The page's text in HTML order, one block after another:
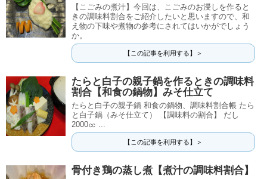
【こごみの煮汁】今回は、こごみのお浸しを作ると
きの調味料割合をご紹介したいと思いますので、和
え物の下味や煮物の参考にされてはいかがでしょう
か。
【この記事を利用する】＞
たらと白子の親子鍋を作るときの調味料
割合【和食の鍋物】みそ仕立て
たらと白子の親子鍋 和食の鍋物、調味料割合帳 たら
と白子鍋（みそ仕立て） 【調味料の割合】 だし
2000㏄ ...
【この記事を利用する】＞
骨付き鶏の蒸し煮【煮汁の調味料割合】